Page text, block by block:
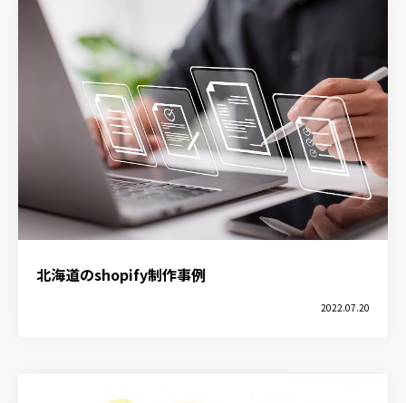
北海道のshopify制作事例
2022.07.20